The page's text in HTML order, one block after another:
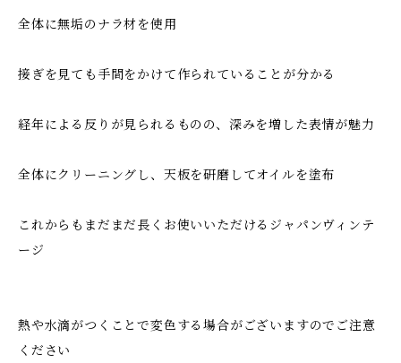
全体に無垢のナラ材を使用
接ぎを見ても手間をかけて作られていることが分かる
経年による反りが見られるものの、深みを増した表情が魅力
全体にクリーニングし、天板を研磨してオイルを塗布
これからもまだまだ長くお使いいただけるジャパンヴィンテ
ージ
熱や水滴がつくことで変色する場合がございますのでご注意
ください